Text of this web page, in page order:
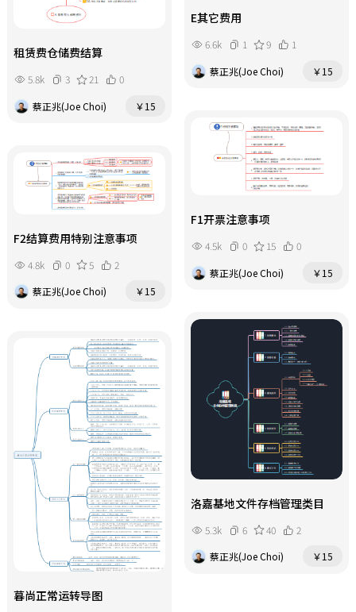
租赁费仓储费结算
5.8k 3 21
0
蔡正兆(Joe Choi)
￥15
E其它费用
6.6k 1 9
1
蔡正兆(Joe Choi)
￥15
F1开票注意事项
4.5k 0 15
0
蔡正兆(Joe Choi)
￥15
F2结算费用特别注意事项
4.8k 0 5
2
蔡正兆(Joe Choi)
￥15
洛嘉基地文件存档管理类目
5.3k 6 40
2
蔡正兆(Joe Choi)
￥15
暮尚正常运转导图